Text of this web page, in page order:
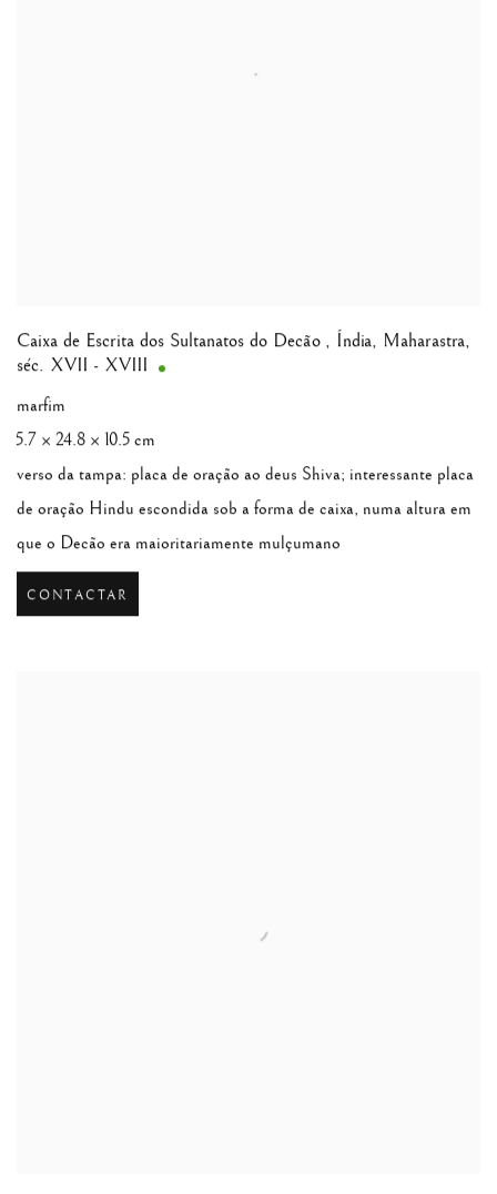
Caixa de Escrita dos Sultanatos do Decão , Índia, Maharastra,
séc. XVII - XVIII
marfim
5.7 × 24.8 × 10.5 cm
verso da tampa: placa de oração ao deus Shiva; interessante placa
de oração Hindu escondida sob a forma de caixa, numa altura em
que o Decão era maioritariamente mulçumano
CONTACTAR